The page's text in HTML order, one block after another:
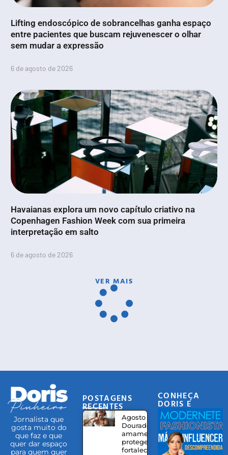
Lifting endoscópico de sobrancelhas ganha espaço
entre pacientes que buscam rejuvenescer o olhar
sem mudar a expressão
6 de agosto de 2026
Havaianas explora um novo capítulo criativo na
Copenhagen Fashion Week com sua primeira
interpretação em salto
6 de agosto de 2026
VER MAIS
Jornalista que
gosta muito do
que faz e que
quer dar espaço
para quem quer
POSTAGENS
RECENTES
Agosto
Dourado:
amamentação
protege,
fortalece
CONHEÇA
DORIS E
EQUIPE